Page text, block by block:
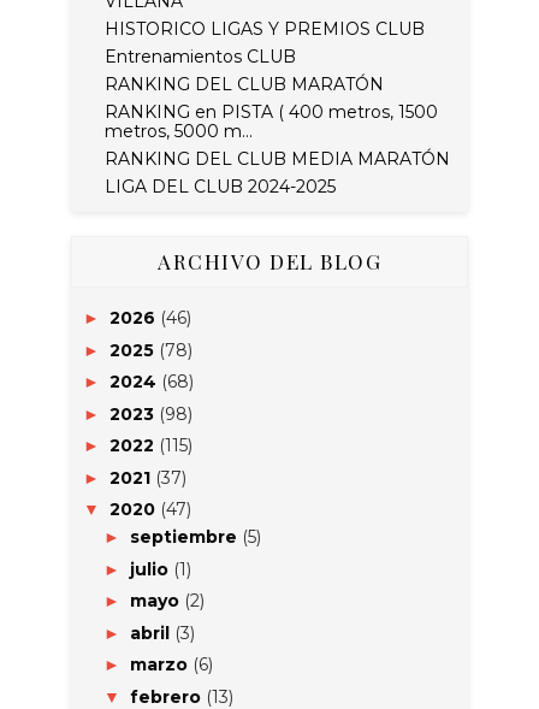
HISTORICO LIGAS Y PREMIOS CLUB
Entrenamientos CLUB
RANKING DEL CLUB MARATÓN
RANKING en PISTA ( 400 metros, 1500
metros, 5000 m...
RANKING DEL CLUB MEDIA MARATÓN
LIGA DEL CLUB 2024-2025
ARCHIVO DEL BLOG
► 2026 (46)
► 2025 (78)
► 2024 (68)
► 2023 (98)
► 2022 (115)
► 2021 (37)
▼ 2020 (47)
► septiembre (5)
► julio (1)
► mayo (2)
► abril (3)
► marzo (6)
▼ febrero (13)